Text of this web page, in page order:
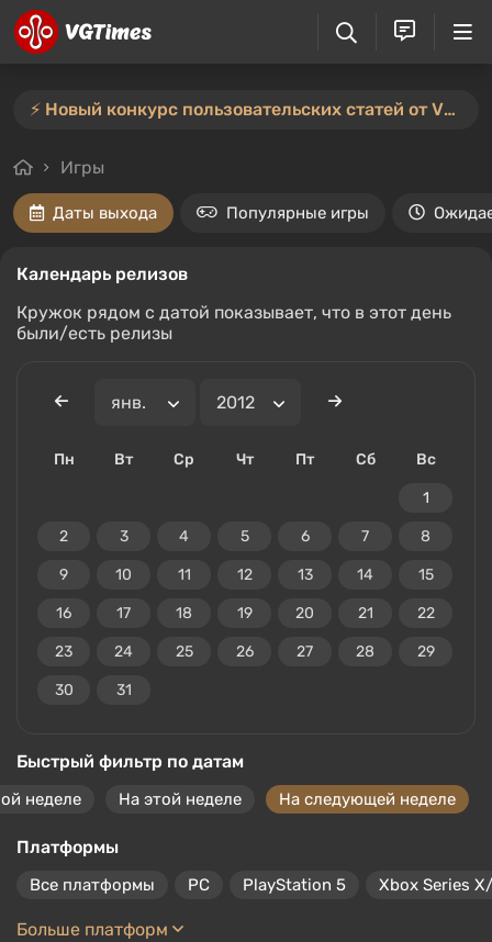
⚡️ Новый конкурс пользовательских статей от VGTimes — участвуйте тут ⚡️
Игры
Даты выхода Популярные игры
Календарь релизов
Кружок рядом с датой показывает, что в этот день
были/есть релизы
Пн Вт Ср Чт Пт Сб Вс
1
2 3 4 5 6 7 8
9 10 11 12 13 14 15
16 17 18 19 20 21 22
23 24 25 26 27 28 29
30 31
Быстрый фильтр по датам
неделе На этой неделе На следующей неделе
Платформы
Все платформы PC PlayStation 5 Xbox Series
Больше платформ